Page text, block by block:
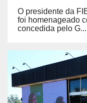
O presidente da
foi homenageado
concedida pelo G...